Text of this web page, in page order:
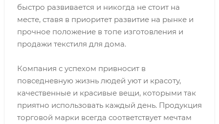
быстро развивается и никогда не стоит на
месте, ставя в приоритет развитие на рынке и
прочное положение в топе изготовления и
продажи текстиля для дома.
Компания с успехом привносит в
повседневную жизнь людей уют и красоту,
качественные и красивые вещи, которыми так
приятно использовать каждый день. Продукция
торговой марки всегда соответствует мечтам